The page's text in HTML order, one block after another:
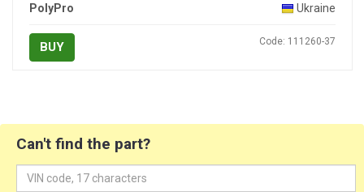
PolyPro
Ukraine
BUY Code: 111260-37
Can't find the part?